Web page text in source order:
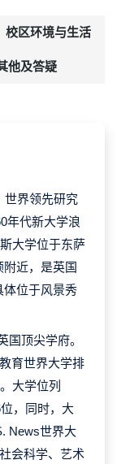
校区环境与生活
他及答疑
世界领先研究
年代新大学浪
大学位于东萨
近，是英国
体位于风景秀
国顶尖学府。
育世界大学排
大学位列
，同时，大
News世界大
会科学、艺术